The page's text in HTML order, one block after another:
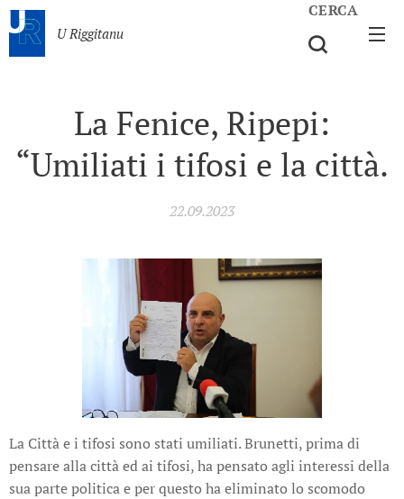
U Riggitanu
CERCA
La Fenice, Ripepi:
“Umiliati i tifosi e la città.
22.09.2023
La Città e i tifosi sono stati umiliati. Brunetti, prima di
pensare alla città ed ai tifosi, ha pensato agli interessi della
sua parte politica e per questo ha eliminato lo scomodo